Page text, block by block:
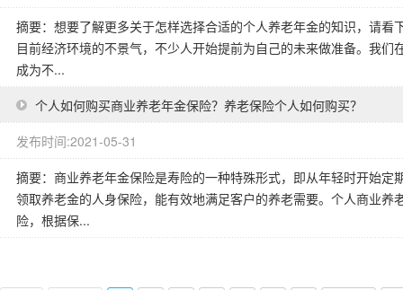
摘要：想要了解更多关于怎样选择合适的个人养老年金的知识，请
目前经济环境的不景气，不少人开始提前为自己的未来做准备。我
成为不...
个人如何购买商业养老年金保险？养老保险个人如何购买？
发布时间:2021-05-31
摘要：商业养老年金保险是寿险的一种特殊形式，即从年轻时开始
领取养老金的人身保险，能有效地满足客户的养老需要。个人商业
险，根据保...